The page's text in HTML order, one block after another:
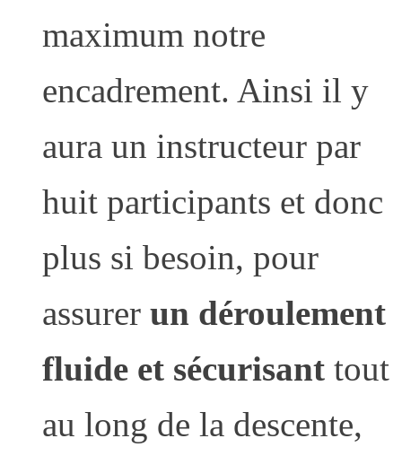
maximum notre
encadrement. Ainsi il y
aura un instructeur par
huit participants et donc
plus si besoin, pour
assurer un déroulement
fluide et sécurisanttout
au long de la descente,